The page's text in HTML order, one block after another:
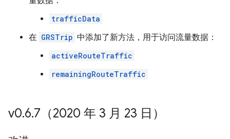
trafficData
在 GRSTrip 中添加了新方法，用于访问流量数据：
activeRouteTraffic
remainingRouteTraffic
v0.6.7（2020 年 3 月 23 日）